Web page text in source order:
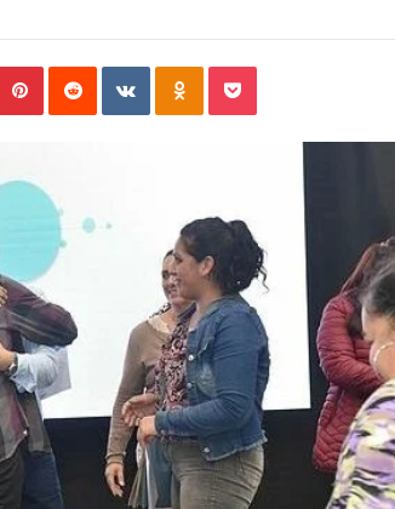
PinterestReddit VKontakteOdnoklassniki
Pocket